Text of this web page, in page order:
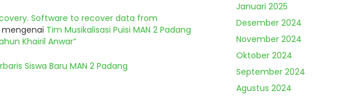
Software to recover data from
mengenai Tim Musikalisasi Puisi MAN 2 Padang
Khairil Anwar”
Siswa Baru MAN 2 Padang
Januari 2025
Desember 2024
November 2024
Oktober 2024
September 2024
Agustus 2024